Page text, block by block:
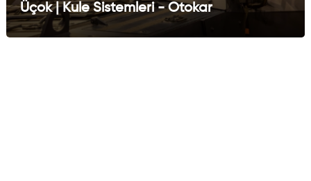
Üçok | Kule Sistemleri - Otokar